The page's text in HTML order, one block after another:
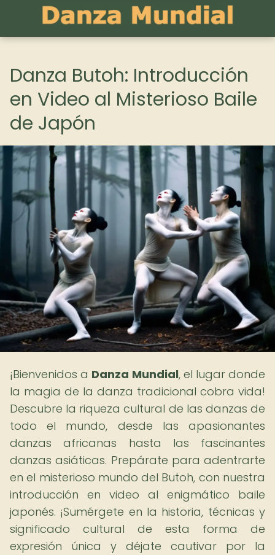
Danza Butoh: Introducción
en Video al Misterioso Baile
de Japón
¡Bienvenidos a Danza Mundial, el lugar donde
la magia de la danza tradicional cobra vida!
Descubre la riqueza cultural de las danzas de
todo el mundo, desde las apasionantes
danzas africanas hasta las fascinantes
danzas asiáticas. Prepárate para adentrarte
en el misterioso mundo del Butoh, con nuestra
introducción en video al enigmático baile
japonés. ¡Sumérgete en la historia, técnicas y
significado cultural de esta forma de
expresión única y déjate cautivar por la